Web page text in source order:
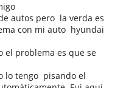
autos pero la verda es
con mi auto hyundai
el problema es que se
lo tengo pisando el